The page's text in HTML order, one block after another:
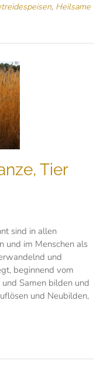
, Heilsame
Tier
sind in allen
und im Menschen als
und
beginnend vom
und Samen bilden und
und Neubilden,